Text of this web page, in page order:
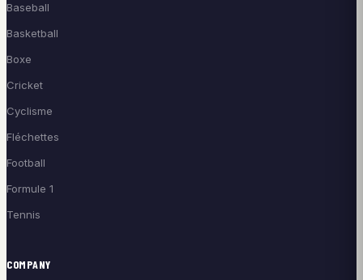
Baseball
Basketball
Boxe
Cricket
Cyclisme
Fléchettes
Football
Formule 1
Tennis
COMPANY